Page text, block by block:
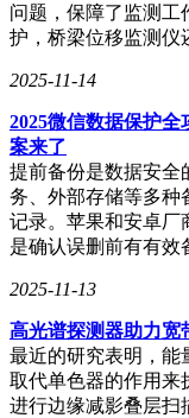
将秉持开放合作的精
拟化国家标准的发布
问题，保障了监测工
护，桥梁位移监测
2025-11-14
2025微信数据保护
案来了
提前备份是数据安全
务、外部存储等多种
记录。苹果和安卓厂
是确认误删前有有
2025-11-13
高光谱探测器助力宽
最近的研究表明，能
取代单色器的作用来
进行边缘减影叠层扫